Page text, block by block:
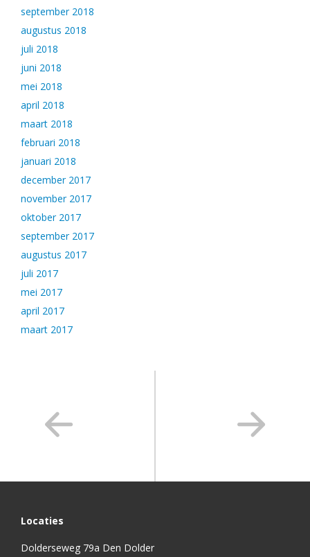
september 2018
augustus 2018
juli 2018
juni 2018
mei 2018
april 2018
maart 2018
februari 2018
januari 2018
december 2017
november 2017
oktober 2017
september 2017
augustus 2017
juli 2017
mei 2017
april 2017
maart 2017
Locaties
Dolderseweg 79a Den Dolder